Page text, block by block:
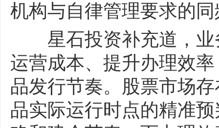
机构与自律管理要求的
星石投资补充道，业
运营成本、提升办理效
品发行节奏。股票市场
品实际运行时点的精准